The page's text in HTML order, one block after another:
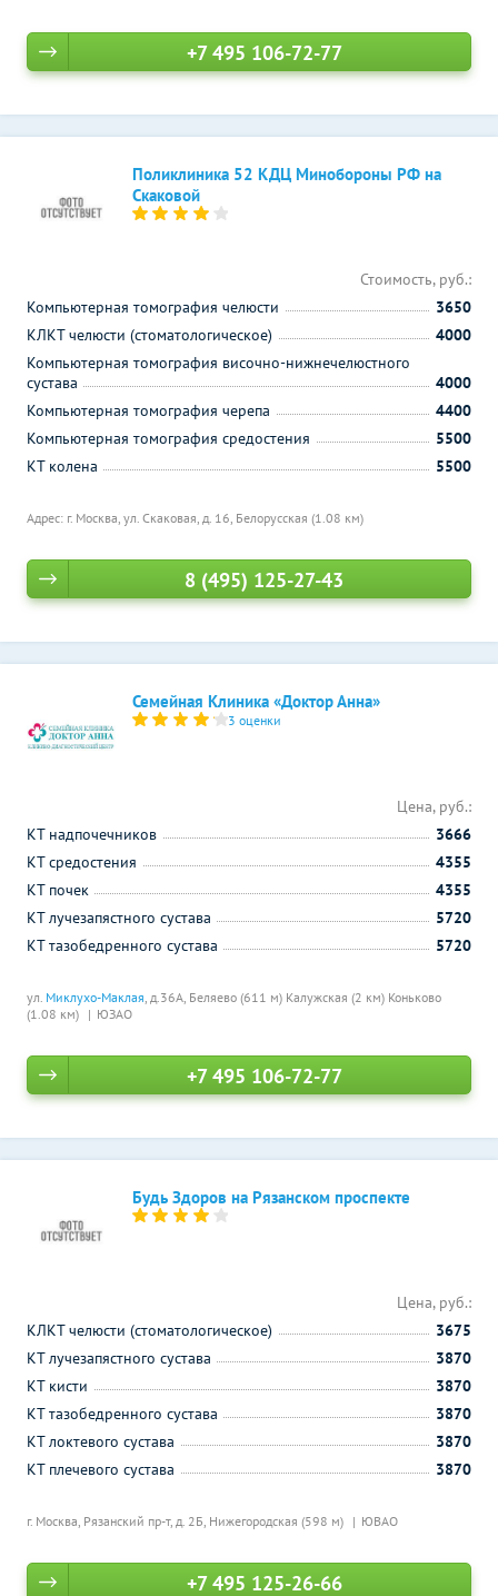
+7 495 106-72-77
Поликлиника 52 КДЦ Минобороны РФ на
Скаковой
Адрес: г. Москва, ул. Скаковая, д. 16, Белорусская (1.08 км)
Стоимость, руб.:
Компьютерная томография челюсти
3650
КЛКТ челюсти (стоматологическое)
4000
Компьютерная томография височно-нижнечелюстного
сустава
4000
Компьютерная томография черепа
4400
Компьютерная томография средостения
5500
КТ колена
5500
8 (495) 125-27-43
Семейная Клиника «Доктор Анна»
3 оценки
ул. Миклухо-Маклая, д.36А, Беляево (611 м) Калужская (2 км) Коньково
(1.08 км)
ЮЗАО
Цена, руб.:
КТ надпочечников
3666
КТ средостения
4355
КТ почек
4355
КТ лучезапястного сустава
5720
КТ тазобедренного сустава
5720
+7 495 106-72-77
Будь Здоров на Рязанском проспекте
г. Москва, Рязанский пр-т, д. 2Б, Нижегородская (598 м) ЮВАО
Цена, руб.:
КЛКТ челюсти (стоматологическое)
3675
КТ лучезапястного сустава
3870
КТ кисти
3870
КТ тазобедренного сустава
3870
КТ локтевого сустава
3870
КТ плечевого сустава
3870
+7 495 125-26-66